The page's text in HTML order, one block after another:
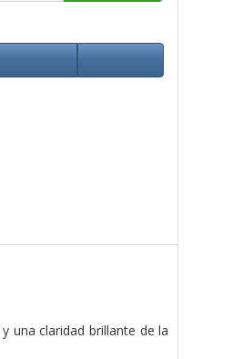
una claridad brillante de la